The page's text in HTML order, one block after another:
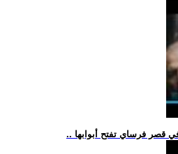
في قصر فرساي تفتح أبوابها